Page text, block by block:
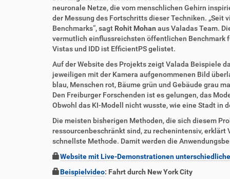
i
f
f
i
o
n
e
n
neuronale Netze, die vom menschlichen Gehirn
der Messung des Fortschritts dieser Techniken. „Seit
Benchmarks“, sagt Rohit Mohan aus Valadas Team.
vermutlich einflussreichsten öffentlichen Benchmark
Vistas und IDD ist EfficientPS gelistet.
Auf der Website des Projekts zeigt Valada Beispiele
jeweiligen mit der Kamera aufgenommenen Bild
blau, Menschen rot, Bäume grün und Gebäude grau
Den Freiburger Forschenden ist es gelungen, das
Obwohl das KI-Modell nicht wusste, wie eine Stadt in
Die meisten bisherigen Methoden, die sich diesem
ressourcenbeschränkt sind, zu rechenintensiv,
schnellste Methode. Damit werden die
Website mit Live-Demonstrationen
Beispielvideo: Fahrt durch New York City